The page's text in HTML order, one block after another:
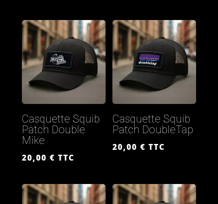
Casquette Squib
Patch Double
Mike
20,00 € TTC
Casquette Squib
Patch DoubleTap
20,00€ TTC